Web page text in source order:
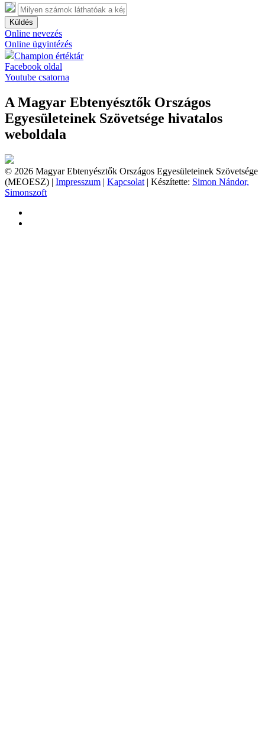
Küldés
Online nevezés
Online ügyintézés
Champion értéktár
Facebook oldal
Youtube csatorna
A Magyar Ebtenyésztők Országos
Egyesületeinek Szövetsége hivatalos
weboldala
© 2026 Magyar Ebtenyésztők Országos Egyesületeinek Szövetsége
(MEOESZ) | Impresszum | Kapcsolat | Készítette: Simon Nándor,
Simonszoft